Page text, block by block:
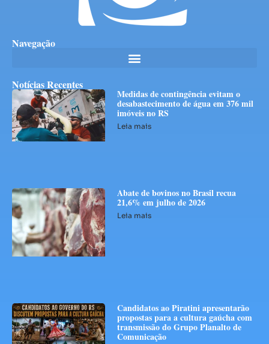
Navegação
Notícias Recentes
Medidas de contingência evitam o
desabastecimento de água em 376 mil
imóveis no RS
Leia mais
Abate de bovinos no Brasil recua
21,6% em julho de 2026
Leia mais
Candidatos ao Piratini apresentarão
propostas para a cultura gaúcha com
transmissão do Grupo Planalto de
Comunicação